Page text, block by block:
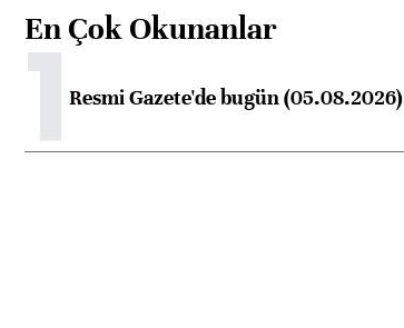
En Çok Okunanlar
1Resmi Gazete'de bugün (05.08.2026)